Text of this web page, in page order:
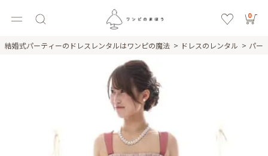
0
結婚式パーティーのドレスレンタルはワンピの魔法 ドレスのレンタル パー